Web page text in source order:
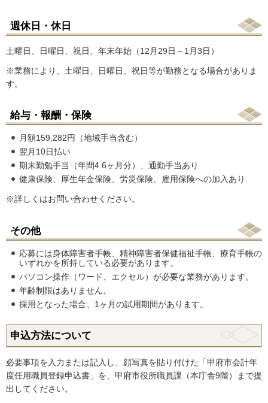
週休日・休日
土曜日、日曜日、祝日、年末年始（12月29日～1月3日）
※業務により、土曜日、日曜日、祝日等が勤務となる場合がありま
す。
給与・報酬・保険
月額159,282円（地域手当含む）
翌月10日払い
期末勤勉手当（年間4.6ヶ月分）、通勤手当あり
健康保険、厚生年金保険、労災保険、雇用保険への加入あり
※詳しくはお問い合わせください。
その他
応募には身体障害者手帳、精神障害者保健福祉手帳、療育手帳の
いずれかを所持している必要があります。
パソコン操作（ワード、エクセル）が必要な業務があります。
年齢制限はありません。
採用となった場合、1ヶ月の試用期間があります。
申込方法について
必要事項を入力または記入し、顔写真を貼り付けた「甲府市会計年
度任用職員登録申込書」を、甲府市役所職員課（本庁舎9階）まで提
出してください。